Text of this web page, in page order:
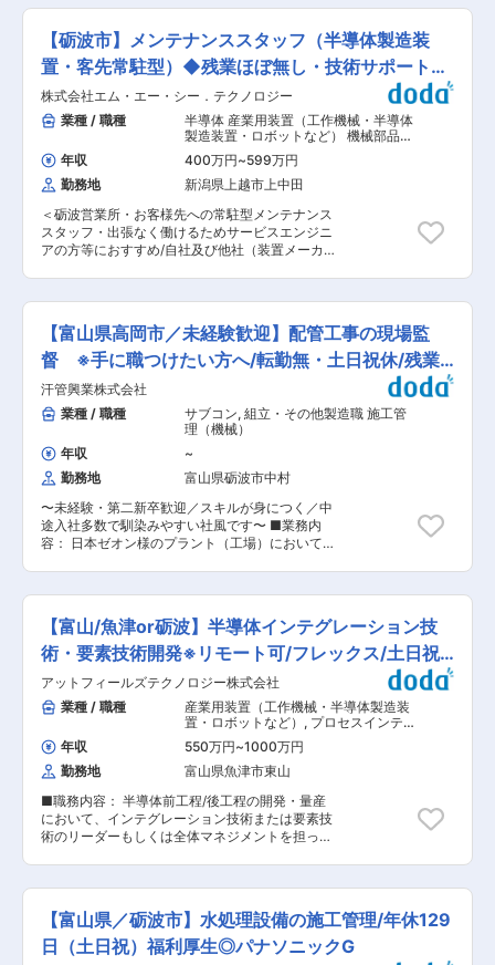
（連休取得も可） 【転勤】 ・選択可能 ※詳細は
【転勤】項目をご確認ください ポジションの魅力
・顧客の課題をヒアリングし、最適な提案・実現
を行うことで、コミュニケーション力・課題解決
力が磨かれます ・若手・キャリア入社の方はベテ
ラン社員とペアで業務を行うため、安心して業務
・パナソニック基準で残業を厳しく管理してお
り、PCが20時にシャットダウンする仕組みや代
休取得がしやすいように定年後の社員の協力によ
るフォローなど働きやすい環境を創る制度もござ
います 【パナソニックグループの環境エンジニア
リング企業】 当社は空調・換気・給排水・クリー
をトータルで提供。 パナソニックグループの安定
基盤と高い技術力を強みに、工場・研究施設・病
たな仲間を募集します。 変更の範囲：会社の定め
る業務
「第三次創業メンバー」を募集しています。 同社
の技術を世界へ発信すべく、プロジェクトリーダ
ー、新規事業開拓経験のある方を歓迎します。 ※
ＩＡＡＺＡＪホールディングスは染色・縫製・企
画・販売など、繊維に関して包括的に事業を行っ
ています。「第一編物」「エイゼット」「アート
ジョイ」「ＳＴ創和」「母袋産業」「エムケー」
の6社からなるグループ会社です。同社の技術を
もって顧客様に新たな提案、新たな事業/ブランド
の立ち上げなどを企画立案〜遂行いただきます。
■同社の魅力： ・製品企画-生地づくり-染色-縫
製-販売まで全て対応できる、日本では稀有な
『繊維ものづくり企業』です。 ・世界で活躍する
アスリートが着るウエアも手掛けております（世
界最大級の総合スポーツ競技大会でも日本選手団
が着用しています） ・OEM先は某有名アウトド
以下への在籍出向となります。 株式会社アートジ
ョイ 事業内容： パーソナルカラー教材販売と繊
維製品販売 （ドレープ・スウォッチ・繊維製
品） 本社：富山県小矢部市小神61番地 東京オフ
ィス：東京都渋谷区松濤1丁目28番12号 松濤一
丁目ビル 変更の範囲：会社の定める業務
【砺波市】メンテナンススタッフ（半導体製造装
置・客先常駐型）◆残業ほぼ無し・技術サポート充
実・日勤◆
株式会社エム・エー・シー．テクノロジー
業種 / 職種
半導体 産業用装置（工作機械・半導体
製造装置・ロボットなど） 機械部品・
金型, 工作機械・産業機械・ロボット
半導体製造装置
年収 400万円~599万円
勤務地
新潟県上越市上中田
＜砺波営業所・お客様先への常駐型メンテナンス
スタッフ・出張なく働けるためサービスエンジニ
アの方等におすすめ/自社及び他社（装置メーカ
保全によって、稼働率向上によるコストダウンの
提案や改良保全の提案につなげていきます。 ■業
務内容 装置のトラブル診断、分析、復旧、予防、
改良保全、平均故障間隔や平均修理時間をはかっ
たり、改善しながら、ユーザーをサポートしてい
ます。2〜5名のグループでの作業となり、現場は
富山県内（主に富山市内の事業所）となります。
・業務で社有車（MT、AT）使用あり。 ■入社後
の流れ 研修制度あり、知識技能は当社で指導しま
す。 ■組織体制 50代男性５名・40代男性２名・
30代男性６名で構成されております。 【当社の
特徴】 ・当社は、2004年（平成16年）11月設
立。新潟県上越市に本社を置き、半導体事業を行
っております。 ・当社は、4部（セールス事業
部・フィールドソリューション事業部プロダクト
部・フィールドソリューション事業部メンテナン
ております。 ・半導体・電子デバイス製造に関す
る各種装置やパーツなどの消耗品販売、装置設
計・施工、工事、設置、導入立ち上げから、メン
テナンス、パーツ洗浄、改善提案などのアフター
フォローまで充実した一貫サービスを提供してお
ります。 ・保守・保全を一貫して対応するため、
お客様の工場や生産現場との距離感が近く、チー
ムで取り組むことができます。 ・創業以来、「お
客さまに喜んでいただく」ことを目指して、より
よい製品・技術をお客様に提案し続けています。
変更の範囲：会社の定める業務
【富山県高岡市／未経験歓迎】配管工事の現場監
督 ※手に職つけたい方へ/転勤無・土日祝休/残業
ほぼ無し
汗管興業株式会社
業種 / 職種
サブコン, 組立・その他製造職 施工管
理（機械）
年収
~
勤務地
富山県砺波市中村
〜未経験・第二新卒歓迎／スキルが身につく／中
途入社多数で馴染みやすい社風です〜 ■業務内
容： 日本ゼオン様のプラント（工場）において、
いただきます。現場で作業する職人さんを取りま
とめ、安全・品質・工程を管理するポジションで
す。 ■業務詳細： ・工事計画の策定：お客様の
要望を確認し、見積書や工事計画（費用、工期な
ど）を作成します。 ・工事進行の管理：工事開始
後は、工程が計画通り進んでいるか、納期に間に
合うか、人員配置や資材調達が適正かを確認・管
理します。 ・安全管理：現場作業員が安全に作業
できる環境を整えます。 ・慣れてきたらお任せす
る業務：依頼主への進捗報告、工事スケジュール
調整、協力会社との調整など、マネジメント力を
磨ける業務も担当します。 ※すべて最初は先輩と
同行し、イチから学べるのでご安心ください ■業
務の面白さ／大変さ： 現場の代表として「予算・
納期・安全・作業員のモチベーション」など、現
場のすべてを自分の判断で良くも悪くも変えられ
1000万円も目指せます（エリアや所属企業によ
り異なります）。 ■組織体制： 施工管理職は現
在7名（20代・40代・60代）が活躍中です。 ■
【富山/魚津or砺波】半導体インテグレーション技
術・要素技術開発※リモート可/フレックス/土日祝
休
アットフィールズテクノロジー株式会社
業種 / 職種
産業用装置（工作機械・半導体製造装
置・ロボットなど） , プロセスインテグ
レーション 製造プロセス開発・工法開
発（半導体・太陽光・液晶・LEDな
ど）
年収 550万円~1000万円
勤務地
富山県魚津市東山
■職務内容： 半導体前工程/後工程の開発・量産
において、インテグレーション技術または要素技
術のリーダーもしくは全体マネジメントを担って
工程要素技術（リソグラフィ・ドライエッチ・成
膜・洗浄・炉・注入など） ・後工程要素技術（ダ
イシング・ダイボンド・ワイヤボンド・リード加
工など） ・生産技術（設備仕様検討、メカ設計・
制御設計・画像認識など） ■働き方： フレック
【富山県／砺波市】水処理設備の施工管理/年休129
日（土日祝）福利厚生◎パナソニックG